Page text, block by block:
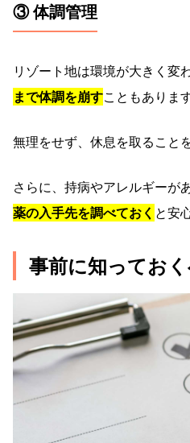
③ 体調管理
リゾート地は環境が大きく変
まで体調を崩すこともあります
無理をせず、休息を取ること
さらに、持病やアレルギーが
薬の入手先を調べておく と安
事前に知ってお